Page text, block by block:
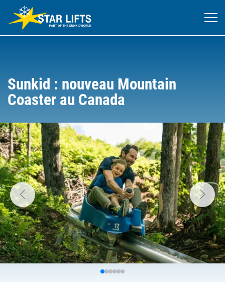
Sunkid : nouveau Mountain
Coaster au Canada